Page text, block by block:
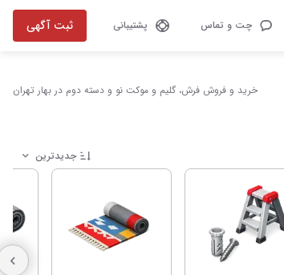
چت و تماس پشتیبانی ثبت آگهی
خرید و فروش فرش، گلیم و موکت نو و دسته دوم در بهار تهران
جدیدترین